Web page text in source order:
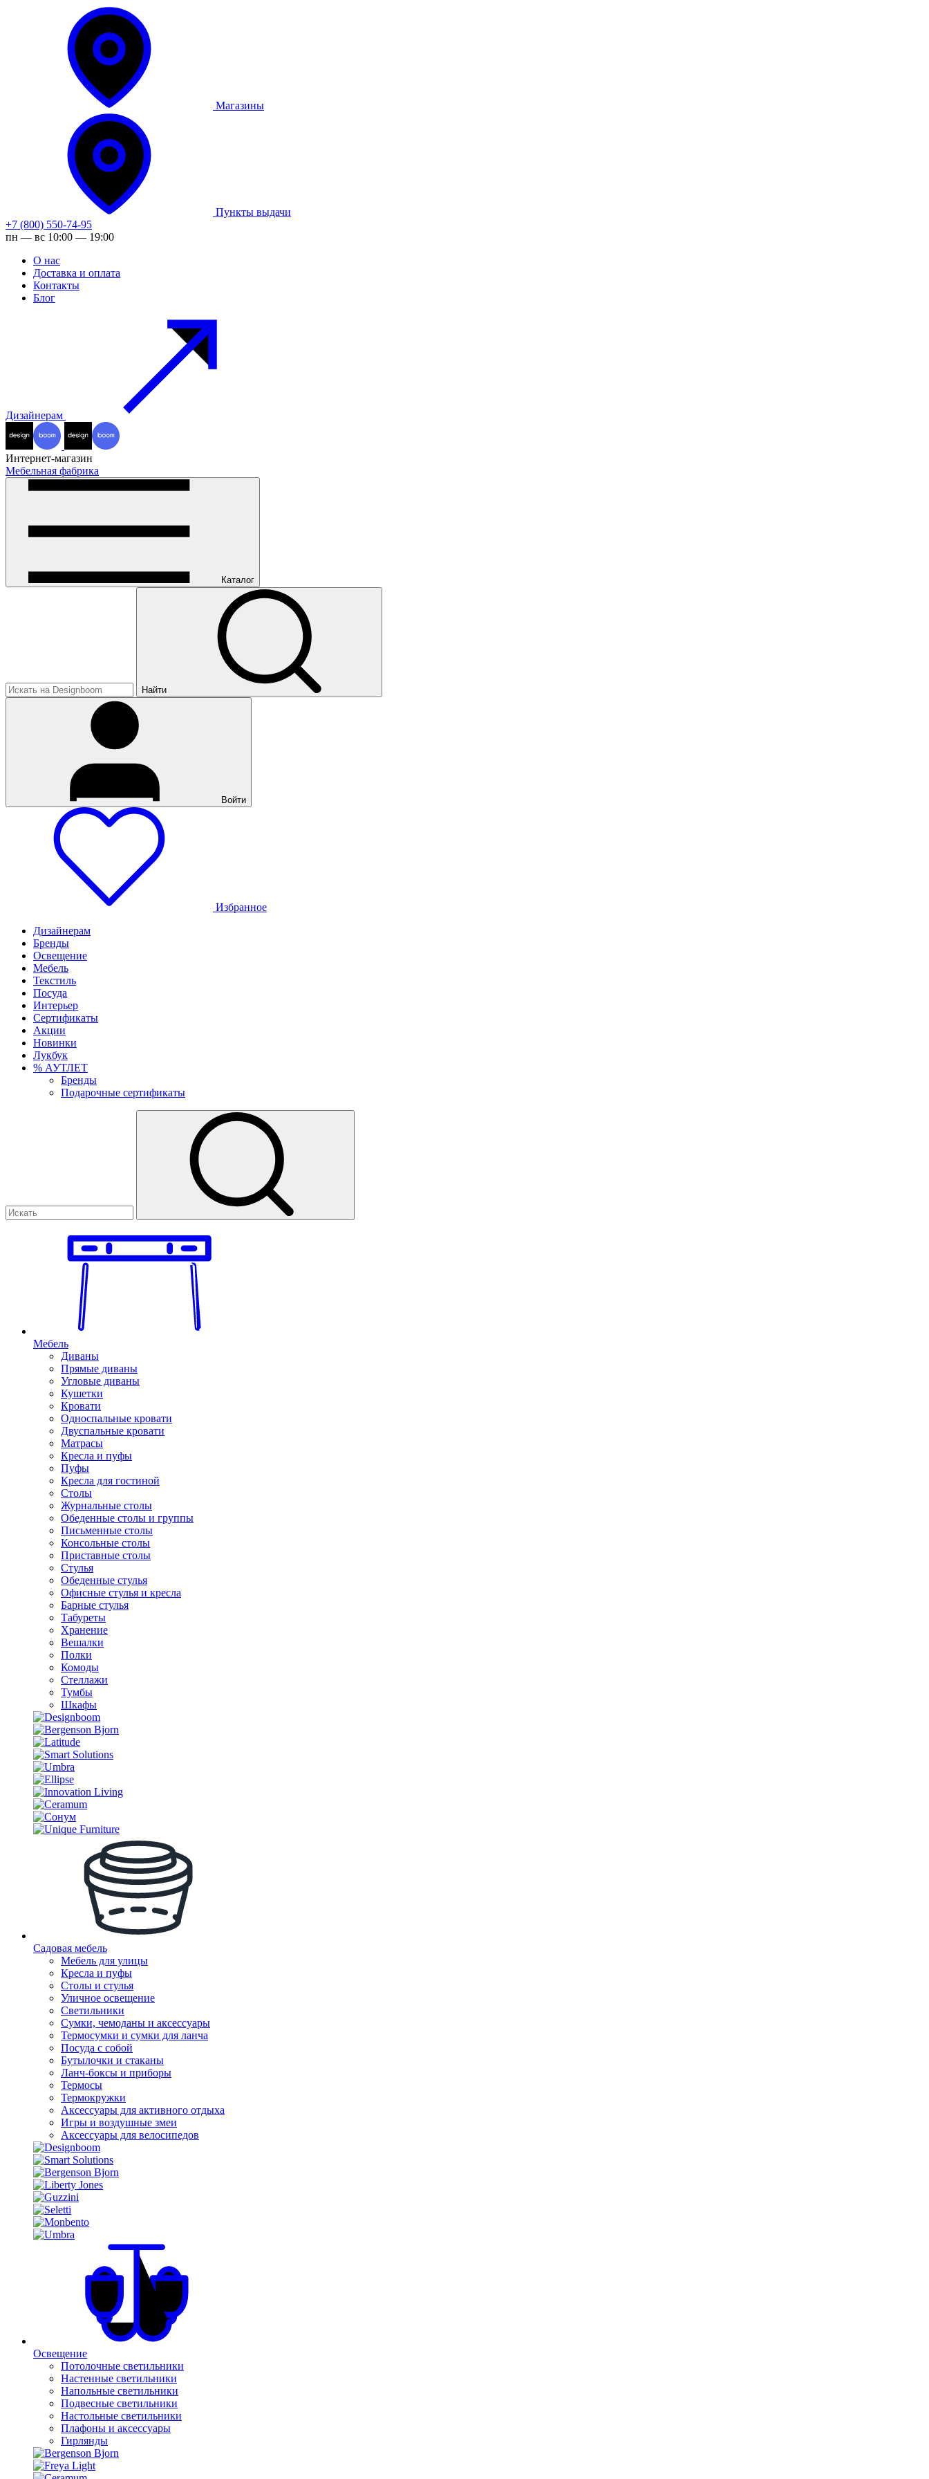
Магазины
Пункты выдачи
+7 (800) 550-74-95
пн — вс 10:00 — 19:00
О нас
Доставка и оплата
Контакты
Блог
Дизайнерам
Интернет-магазин
Мебельная фабрика
Каталог
Найти
Войти
Избранное
Дизайнерам
Бренды
Освещение
Мебель
Текстиль
Посуда
Интерьер
Сертификаты
Акции
Новинки
Лукбук
% АУТЛЕТ
Бренды
Подарочные сертификаты
Мебель
Диваны
Прямые диваны
Угловые диваны
Кушетки
Кровати
Односпальные кровати
Двуспальные кровати
Матрасы
Кресла и пуфы
Пуфы
Кресла для гостиной
Столы
Журнальные столы
Обеденные столы и группы
Письменные столы
Консольные столы
Приставные столы
Стулья
Обеденные стулья
Офисные стулья и кресла
Барные стулья
Табуреты
Хранение
Вешалки
Полки
Комоды
Стеллажи
Тумбы
Шкафы
Садовая мебель
Мебель для улицы
Кресла и пуфы
Столы и стулья
Уличное освещение
Светильники
Сумки, чемоданы и аксессуары
Термосумки и сумки для ланча
Посуда с собой
Бутылочки и стаканы
Ланч-боксы и приборы
Термосы
Термокружки
Аксессуары для активного отдыха
Игры и воздушные змеи
Аксессуары для велосипедов
Освещение
Потолочные светильники
Настенные светильники
Напольные светильники
Подвесные светильники
Настольные светильники
Плафоны и аксессуары
Гирлянды